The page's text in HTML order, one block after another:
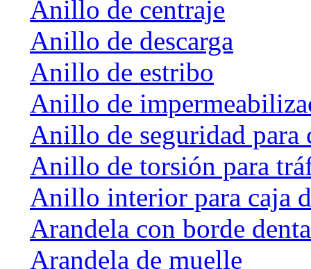
Anillo de centraje
Anillo de descarga
Anillo de estribo
Anillo de
Anillo de seguridad para
Anillo de torsión para
Anillo interior para caja
Arandela con borde
Arandela de muelle